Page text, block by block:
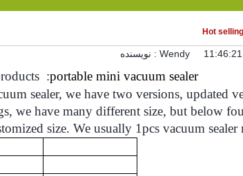
Hot
نویسنده : Wendy
:portable mini vacuum sealer
sealer, we have two versions, updated
we have many different size, but below
size. We usually 1pcs vacuum